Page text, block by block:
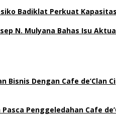
Badiklat Perkuat
N. Mulyana Bahas Isu
Bisnis Dengan Cafe de’Clan
Penggeledahan Cafe